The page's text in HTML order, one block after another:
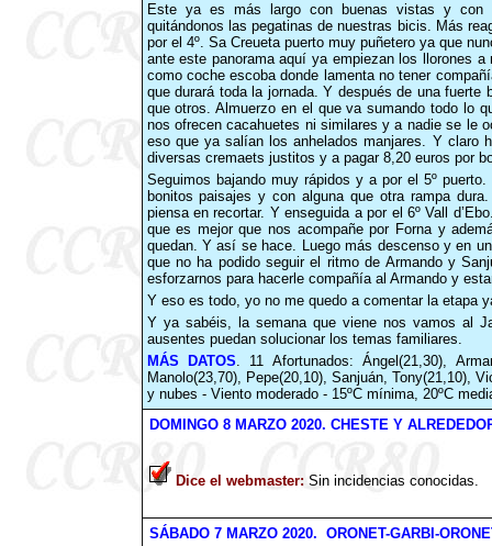
Este ya es más largo con buenas vistas y con
quitándonos las pegatinas de nuestras bicis. Más
por el 4º. Sa Creueta puerto muy puñetero ya que
ante este panorama aquí ya empiezan los llorones
como coche escoba donde lamenta no tener
que durará toda la jornada. Y después de una
que otros. Almuerzo en el que va sumando todo lo
nos ofrecen cacahuetes ni similares y a nadie se le
eso que ya salían los anhelados manjares. Y claro
diversas cremaets justitos y a pagar 8,20 euros por
Seguimos bajando muy rápidos y a por el 5º
bonitos paisajes y con alguna que otra rampa
piensa en recortar. Y enseguida a por el 6º Vall
que es mejor que nos acompañe por Forna y
quedan. Y así se hace. Luego más descenso y en
que no ha podido seguir el ritmo de Armando y
esforzarnos para hacerle compañía al Armando y
Y eso es todo, yo no me quedo a comentar la etapa
Y ya sabéis, la semana que viene nos vamos al
ausentes puedan solucionar los temas familiares.
MÁS DATOS. 11 Afortunados: Ángel(21,30),
Manolo(23,70), Pepe(20,10), Sanjuán, Tony(21,10),
y nubes - Viento moderado - 15ºC mínima, 20ºC
DOMINGO 8 MARZO 2020. CHESTE Y
Dice el webmaster: Sin incidencias conocidas.
SÁBADO7MARZO 2020. ORONET-GARBI-